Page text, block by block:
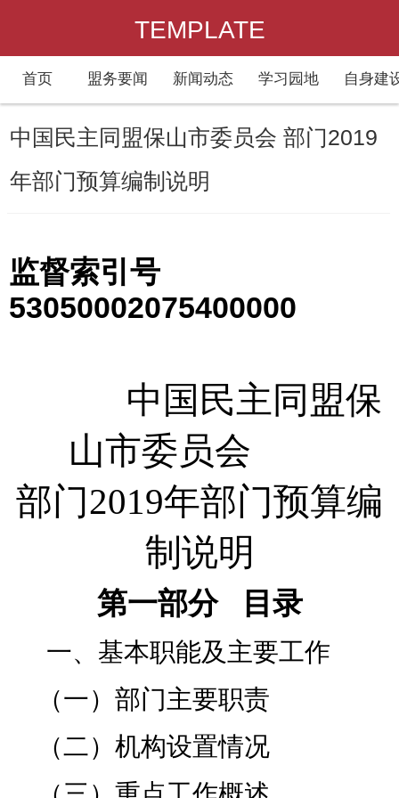
TEMPLATE
首页 盟务要闻 新闻动态 学习园地 自身建
中国民主同盟保山市委员会 部门2019
年部门预算编制说明
监督索引号
53050002075400000
中国民主同盟保
山市委员会
部门2019年部门预算编
制说明
第一部分 目录
一、基本职能及主要工作
（一）部门主要职责
（二）机构设置情况